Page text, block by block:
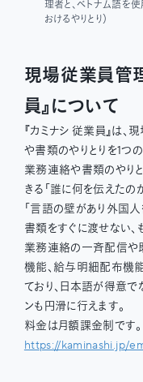
理者と、ベトナム語を
おけるやりとり）
現場従業員管
員』について
『カミナシ 従業員』は
や書類のやりとりを1つ
業務連絡や書類のやり
きる「誰に何を伝えたの
「言語の壁があり外国
書類をすぐに渡せない、
業務連絡の一斉配信や
機能、給与明細配布機
ており、日本語が得意
ンも円滑に行えます。
料金は月額課金制です。
https://kaminashi.jp/